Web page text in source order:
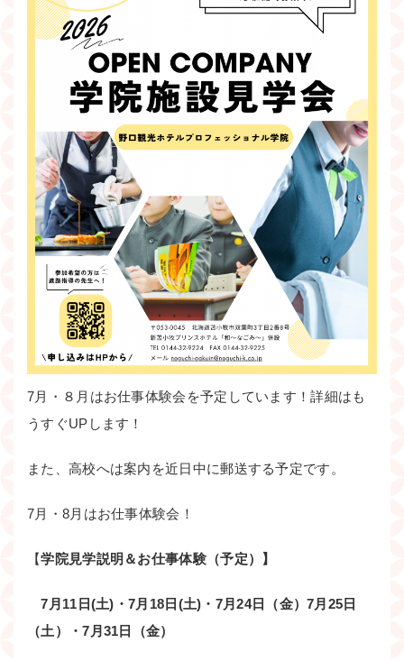
7月・８月はお仕事体験会を予定しています！詳細はも
うすぐUPします！
また、高校へは案内を近日中に郵送する予定です。
7月・8月はお仕事体験会！
【学院見学説明＆お仕事体験（予定）】
7月11日(土)・7月18日(土)・7月24日（金）7月25日
（土）・7月31日（金）